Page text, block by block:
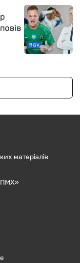
матеріалів